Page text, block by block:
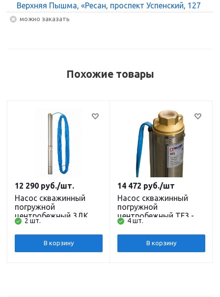
Верхняя Пышма, «Ресан, проспект Успенский, 127
Можно заказать
Похожие товары
Насос скважинный
погружной
центробежный 3ДК
45/42 (76 мм, 220В,
550Вт, 45 л/мин, 42м)
кабель 20 м ДЖИЛЕКС
2 шт.
12 290 руб./шт.
В корзину
Насос скважинный
погружной
центробежный TF3 -80
(3", 220В, 1000Вт,
2700л/ч, 85м, 1")
кабель 1,5 м (до 80м)
BELAMOS
4 шт.
14 472 руб./шт
В корзину